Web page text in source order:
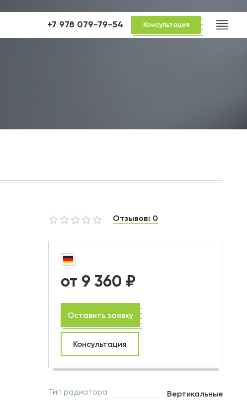
+7 978 079-79-54 Консультация
Отзывов: 0
от 9 360 ₽
Оставить заявку
Консультация
Тип радиатора Вертикальные